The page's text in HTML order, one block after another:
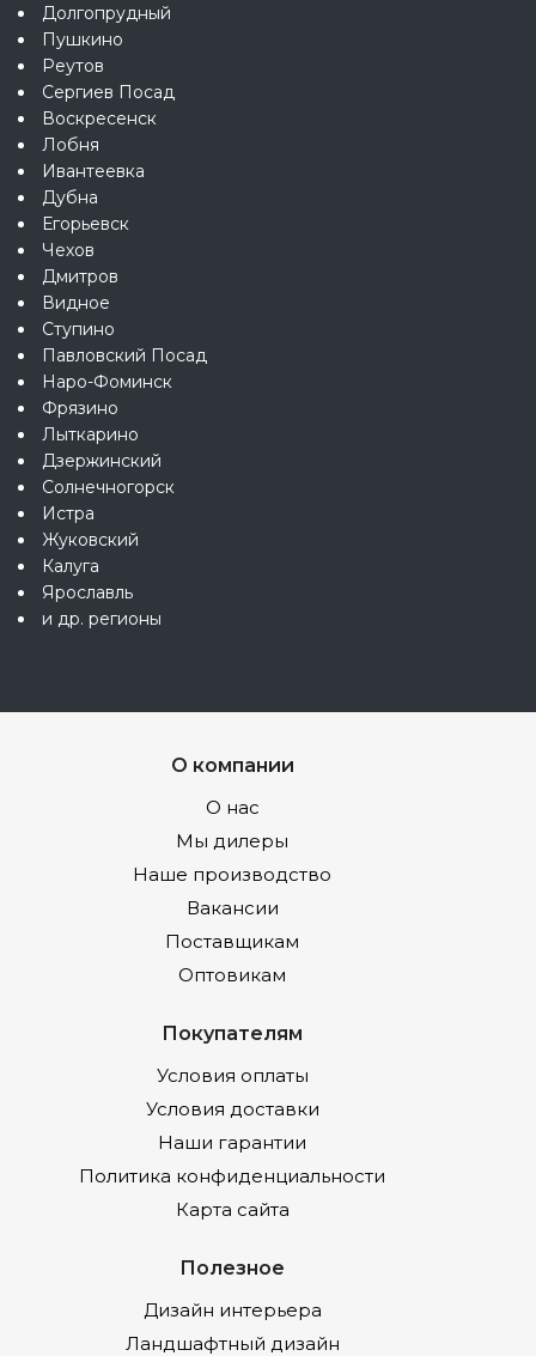
Долгопрудный
Пушкино
Реутов
Сергиев Посад
Воскресенск
Лобня
Ивантеевка
Дубна
Егорьевск
Чехов
Дмитров
Видное
Ступино
Павловский Посад
Наро-Фоминск
Фрязино
Лыткарино
Дзержинский
Солнечногорск
Истра
Жуковский
Калуга
Ярославль
и др. регионы
О компании
О нас
Мы дилеры
Наше производство
Вакансии
Поставщикам
Оптовикам
Покупателям
Условия оплаты
Условия доставки
Наши гарантии
Политика конфиденциальности
Карта сайта
Полезное
Дизайн интерьера
Ландшафтный дизайн